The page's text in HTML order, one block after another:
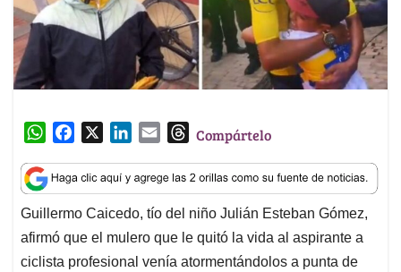
W
a
t
s
A
p
c
e
b
o
o
n
k
e
d
I
a
i
l
T
r
e
a
d
s
Compártelo
Guillermo Caicedo, tío del niño Julián Esteban Gómez,
afirmó que el mulero que le quitó la vida al aspirante a
ciclista profesional venía atormentándolos a punta de